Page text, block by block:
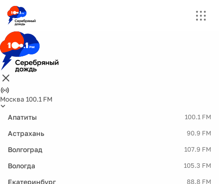
Москва 100.1 FM
Апатиты 100.1 FM
Астрахань 90.9 FM
Волгоград 107.9 FM
Вологда 105.3 FM
Екатеринбург 88.8 FM